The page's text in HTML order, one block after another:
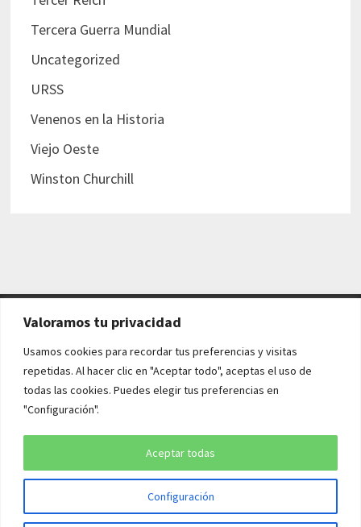
Valoramos tu privacidad
Usamos cookies para recordar tus preferencias y visitas
repetidas. Al hacer clic en "Aceptar todo", aceptas el uso de
todas las cookies. Puedes elegir tus preferencias en
"Configuración".
Configuración
Aceptar todas
Tercera Guerra Mundial
Uncategorized
URSS
Venenos en la Historia
Viejo Oeste
Winston Churchill
AVISO LEGAL Y POLÍTICAS
Aviso legal
Política de cookies